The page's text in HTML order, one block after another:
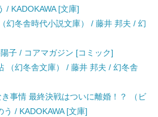
/ KADOKAWA [文庫]
幻冬舎時代小説文庫） / 藤井 邦夫 / 幻
子 / コアマガジン [コミック]
（幻冬舎文庫） / 藤井 邦夫 / 幻冬舎
事情 最終決戦はついに離婚！？ （ビ
/ KADOKAWA [文庫]